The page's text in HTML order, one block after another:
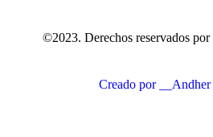
©2023. Derechos reservados
Creado por __Andher